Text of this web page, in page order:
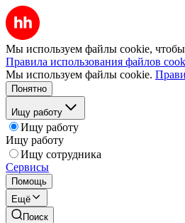
Мы используем файлы cookie, чтобы
Правила использования файлов
Мы используем файлы cookie.
Понятно
Ищу работу
Ищу работу
Ищу работу
Ищу сотрудника
Сервисы
Помощь
Ещё
Поиск